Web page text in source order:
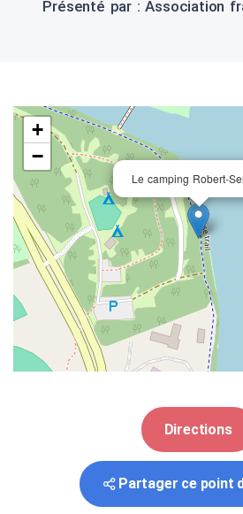
Présenté par : Association
Le camping Robert-
+
−
Directions
Partager ce point